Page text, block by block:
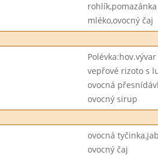
mléko,ovocný čaj
vepřové rizoto s
ovocná
ovocný sirup
ovocná
ovocný čaj